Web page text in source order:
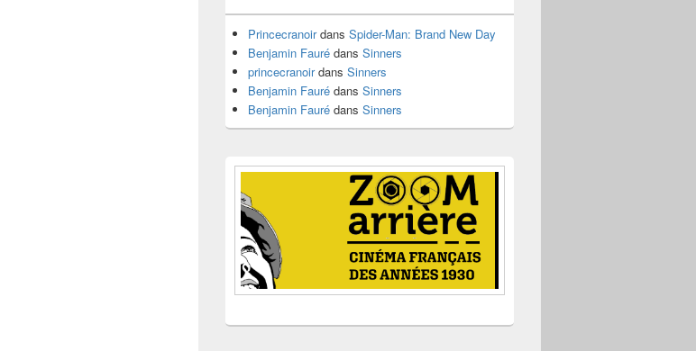
latérale
Princecranoirdans Spider-Man: Brand New Day
Benjamin Fauré dans Sinners
princecranoirdans Sinners
Benjamin Fauré dans Sinners
Benjamin Fauré dans Sinners